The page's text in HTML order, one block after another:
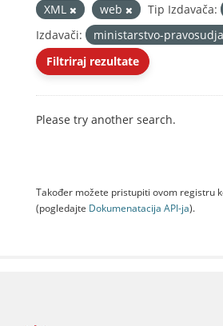
XML
web Tip Izdavača:
Izdavači:
ministarstvo-pravosudja
Filtriraj rezultate
Please try another search.
Također možete pristupiti ovom registru
(pogledajte Dokumenаtаcijа API-jа).